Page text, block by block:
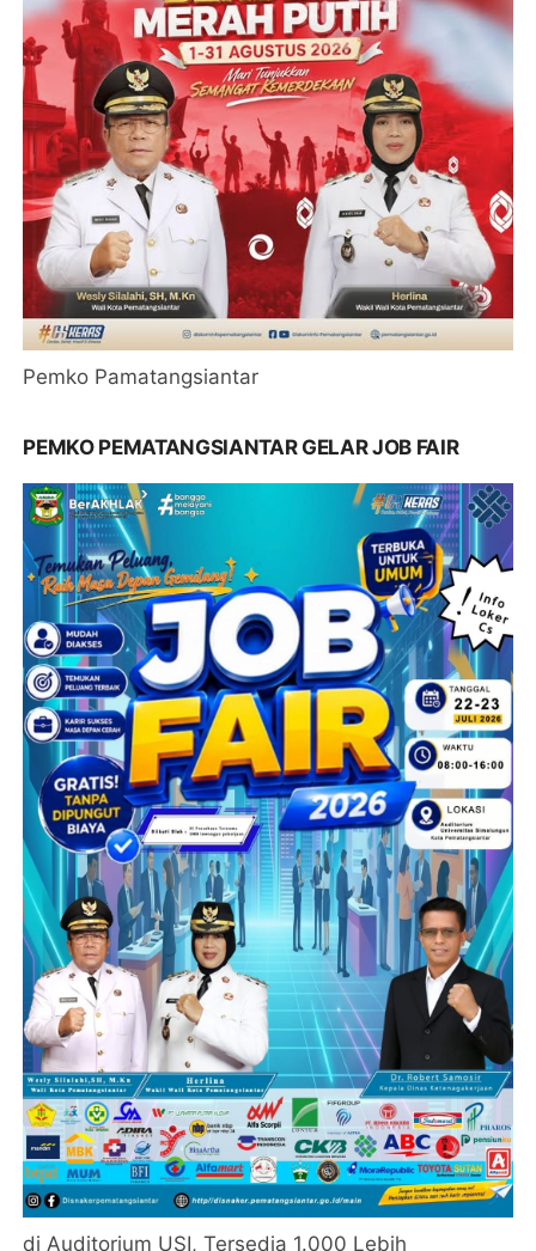
Pemko Pamatangsiantar
PEMKO PEMATANGSIANTAR GELAR JOB FAIR
di Auditorium USI, Tersedia 1.000 Lebih